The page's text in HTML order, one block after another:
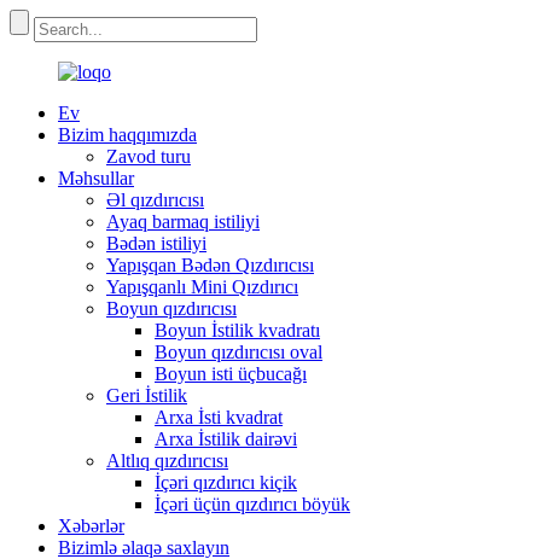
Ev
Bizim haqqımızda
Zavod turu
Məhsullar
Əl qızdırıcısı
Ayaq barmaq istiliyi
Bədən istiliyi
Yapışqan Bədən Qızdırıcısı
Yapışqanlı Mini Qızdırıcı
Boyun qızdırıcısı
Boyun İstilik kvadratı
Boyun qızdırıcısı oval
Boyun isti üçbucağı
Geri İstilik
Arxa İsti kvadrat
Arxa İstilik dairəvi
Altlıq qızdırıcısı
İçəri qızdırıcı kiçik
İçəri üçün qızdırıcı böyük
Xəbərlər
Bizimlə əlaqə saxlayın